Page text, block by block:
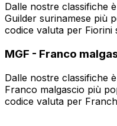
Dalle nostre classifiche
Guilder surinamese più
codice valuta per Fiorini
MGF - Franco
Dalle nostre classifiche
Franco malgascio più
codice valuta per